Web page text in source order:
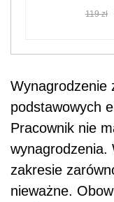
119 zł
Wynagrodzenie
podstawowych
Pracownik nie
wynagrodzenia.
zakresie
nieważne.